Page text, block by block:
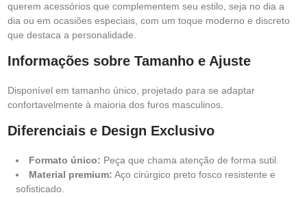
querem acessórios que complementem seu estilo, seja no dia a
dia ou em ocasiões especiais, com um toque moderno e discreto
que destaca a personalidade.
Informações sobre Tamanho e Ajuste
Disponível em tamanho único, projetado para se adaptar
confortavelmente à maioria dos furos masculinos.
Diferenciais e Design Exclusivo
Formato único: Peça que chama atenção de forma sutil.
Material premium: Aço cirúrgico preto fosco resistente e
sofisticado.